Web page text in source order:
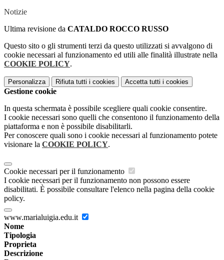
Notizie
Ultima revisione da CATALDO ROCCO RUSSO
Questo sito o gli strumenti terzi da questo utilizzati si avvalgono di
cookie necessari al funzionamento ed utili alle finalità illustrate nella
COOKIE POLICY.
Personalizza Rifiuta tutti i cookies Accetta tutti i cookies
Gestione cookie
In questa schermata è possibile scegliere quali cookie consentire.
I cookie necessari sono quelli che consentono il funzionamento della
piattaforma e non è possibile disabilitarli.
Per conoscere quali sono i cookie necessari al funzionamento potete
visionare la COOKIE POLICY.
Cookie necessari per il funzionamento
I cookie necessari per il funzionamento non possono essere
disabilitati. È possibile consultare l'elenco nella pagina della cookie
policy.
www.marialuigia.edu.it
Nome
Tipologia
Proprieta
Descrizione